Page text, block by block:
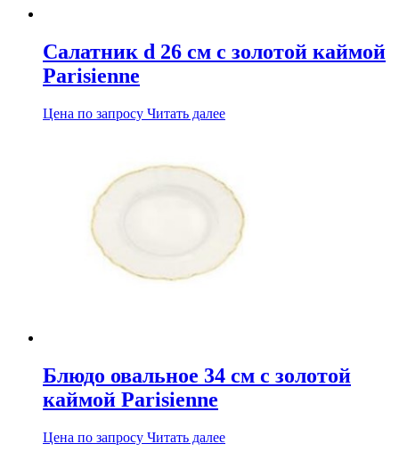
Салатник d 26 см с золотой каймой
Parisienne
Цена по запросу Читать далее
Блюдо овальное 34 см с золотой
каймой Parisienne
Цена по запросу Читать далее